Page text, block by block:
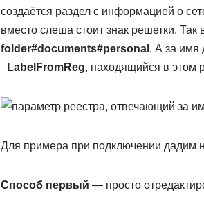
создаётся раздел с информацией о
вместо слеша стоит знак решетки.
folder#documents#personal . А за имя
_LabelFromReg, находящийся в этом
Для примера при подключении дадим
Способ первый — просто